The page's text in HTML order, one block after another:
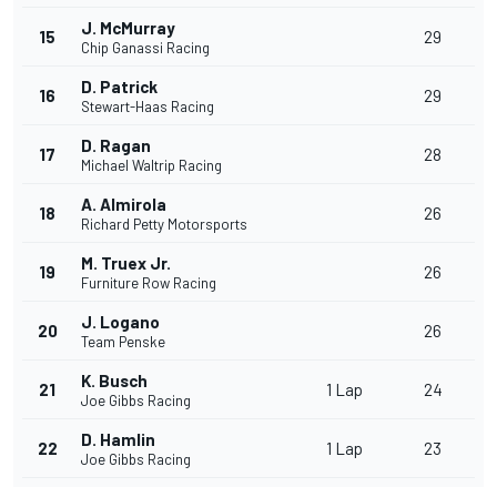
15 J. McMurray
Chip Ganassi Racing
29
16 D. Patrick
Stewart-Haas Racing
29
17 D. Ragan
Michael Waltrip Racing
28
18 A. Almirola
Richard Petty Motorsports
26
19 M. Truex Jr.
Furniture Row Racing
26
20 J. Logano
Team Penske
26
21 K. Busch
Joe Gibbs Racing
1 Lap 24
22 D. Hamlin
Joe Gibbs Racing
1 Lap 23